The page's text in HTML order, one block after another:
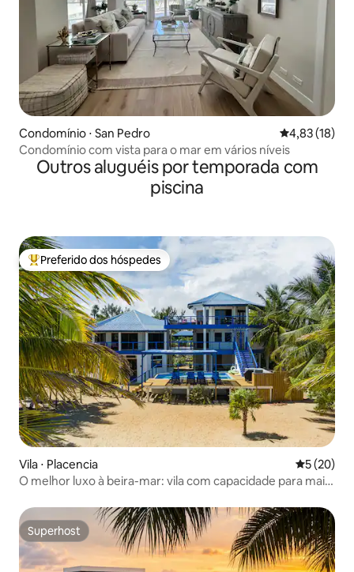
Condomínio ⋅ San Pedro 4,83 de uma
4,83 (18)
Condomínio com vista para o mar em vários níveis
Outros aluguéis por temporada com
piscina
Entre os melhores preferidos dos hóspedes
Preferido dos hóspedes
Vila ⋅ Placencia 5 de uma
5 (20)
O melhor luxo à beira-mar: vila com capacidade para mais
Superhost
Superhost